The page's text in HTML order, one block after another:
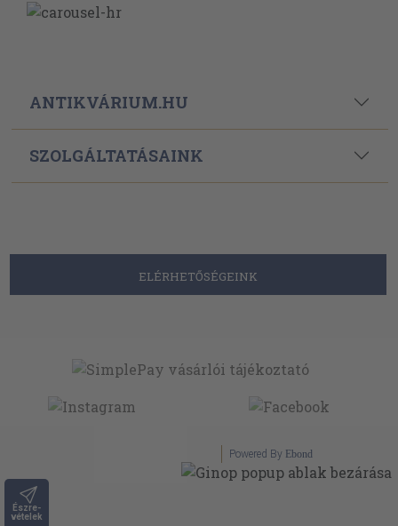
Észre-
vételek
ANTIKVÁRIUM.HU
SZOLGÁLTATÁSAINK
ELÉRHETŐSÉGEINK
Powered By Ebond